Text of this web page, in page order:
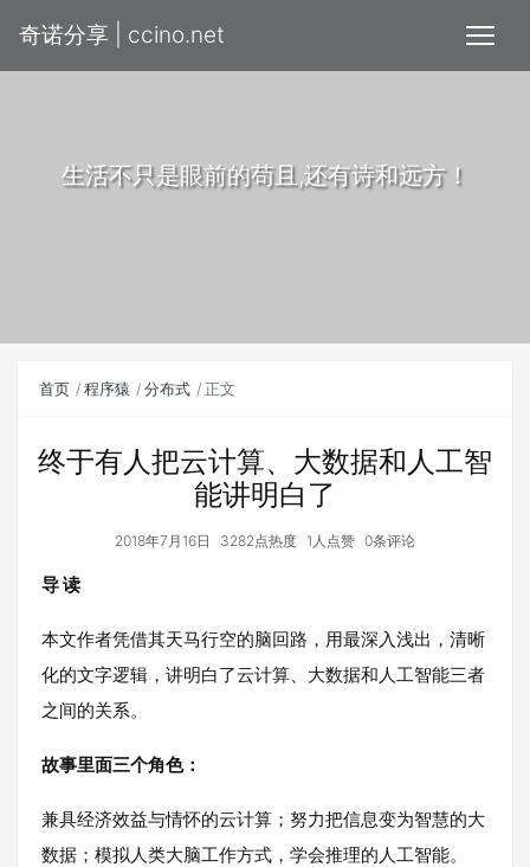
奇诺分享 | ccino.net
生活不只是眼前的苟且,还有诗和远方！
首页 程序猿 分布式 正文
终于有人把云计算、大数据和人工智
能讲明白了
2018年7月16日 3282点热度 1人点赞 0条评论
导 读
本文作者凭借其天马行空的脑回路，用最深入浅出，清晰
化的文字逻辑，讲明白了云计算、大数据和人工智能三者
之间的关系。
故事里面三个角色：
兼具经济效益与情怀的云计算；努力把信息变为智慧的大
数据；模拟人类大脑工作方式，学会推理的人工智能。